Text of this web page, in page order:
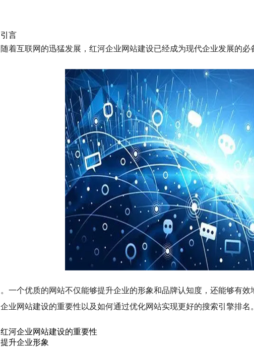
引言
随着互联网的迅猛发展，红河企业网站建设已经成为现代企业发展的必
。一个优质的网站不仅能够提升企业的形象和品牌认知度，还能够有
企业网站建设的重要性以及如何通过优化网站实现更好的搜索引擎排名。
红河企业网站建设的重要性
提升企业形象